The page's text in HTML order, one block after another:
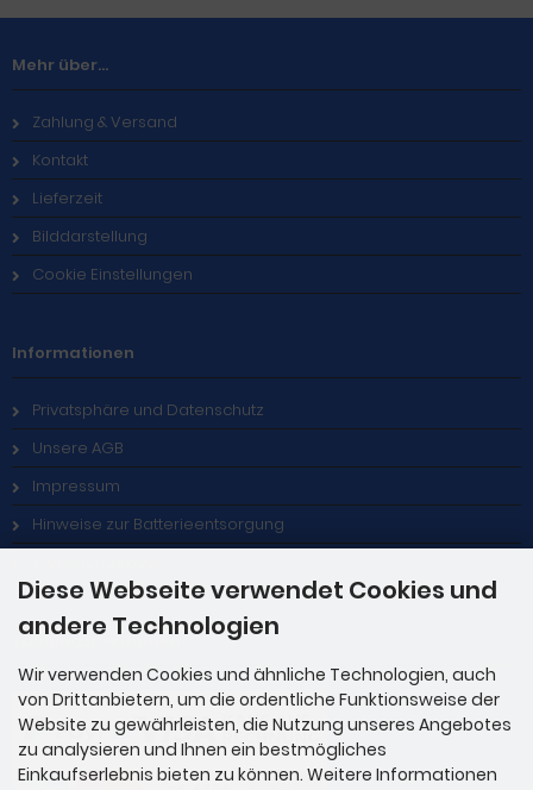
Mehr über...
Zahlung & Versand
Kontakt
Lieferzeit
Bilddarstellung
Cookie Einstellungen
Informationen
Privatsphäre und Datenschutz
Unsere AGB
Impressum
Hinweise zur Batterieentsorgung
Zahlungsmethoden
Diese Webseite verwendet Cookies und
andere Technologien
Wir verwenden Cookies und ähnliche Technologien, auch
von Drittanbietern, um die ordentliche Funktionsweise der
Website zu gewährleisten, die Nutzung unseres Angebotes
zu analysieren und Ihnen ein bestmögliches
Einkaufserlebnis bieten zu können. Weitere Informationen